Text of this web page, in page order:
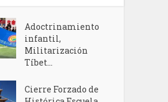
Adoctrinamiento
infantil,
Militarización
Tíbet...
Cierre Forzado de